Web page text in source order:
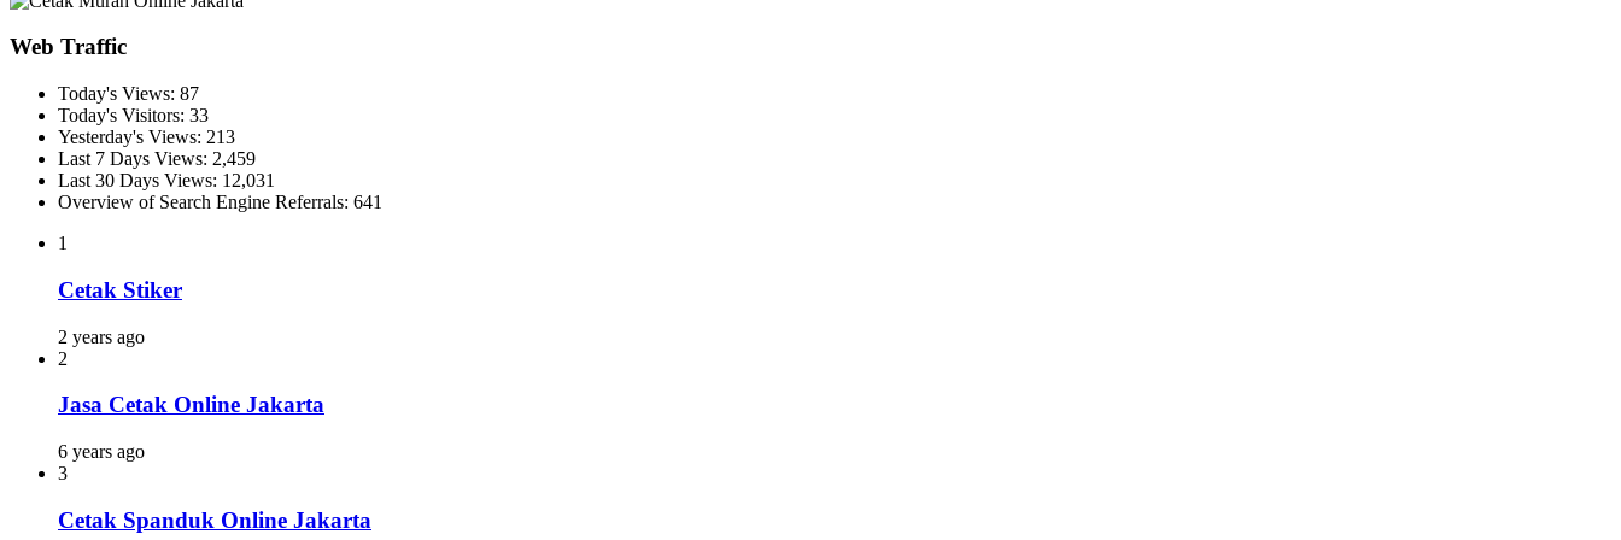
Web Traffic
Today's Views: 87
Today's Visitors: 33
Yesterday's Views: 213
Last 7 Days Views: 2,459
Last 30 Days Views: 12,031
Overview of Search Engine Referrals: 641
1
Cetak Stiker
2 years ago
2
Jasa Cetak Online Jakarta
6 years ago
3
Cetak Spanduk Online Jakarta